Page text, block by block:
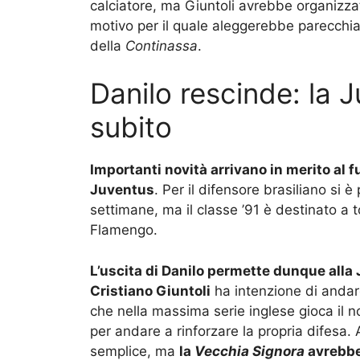
calciatore, ma Giuntoli avrebbe
motivo per il quale aleggerebbe
della Continassa.
Danilo rescinde: la
subito
Importanti novità arrivano in merito al
Juventus. Per il difensore brasiliano si
settimane, ma il classe ’91 è destinato a
Flamengo.
L’uscita di Danilo permette dunque
Cristiano Giuntoli ha intenzione di
che nella massima serie inglese gioca il
per andare a rinforzare la propria
semplice, ma la Vecchia Signora